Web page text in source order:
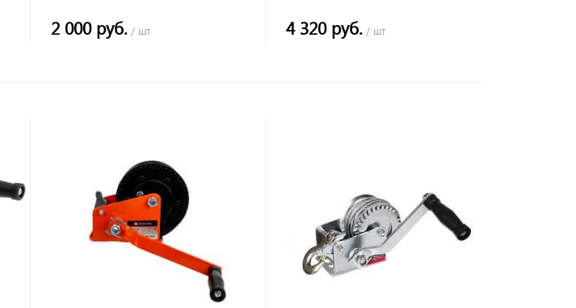
2 000 руб./ шт 4 320 руб. / шт